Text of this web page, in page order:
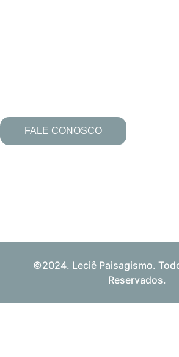
FALE CONOSCO
©2024. Leciê Paisagismo.
Reservados.